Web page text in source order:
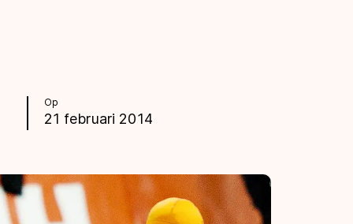
Op
21 februari 2014